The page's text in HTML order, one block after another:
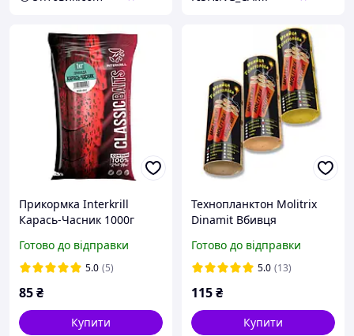
Прикормка Interkrill
Карась-Часник 1000г
Готово до відправки
5.0 (5)
85₴
Купити
Технопланктон Molitrix
Dinamit Вбивця
молоко"
Готово до відправки
5.0 (13)
115₴
Купити